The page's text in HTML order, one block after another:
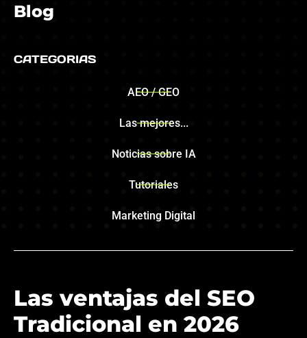
Blog
CATEGORIAS
AEO / GEO
Las mejores...
Noticias sobre IA
Tutoriales
Marketing Digital
Las ventajas del SEO
Tradicional en 2026